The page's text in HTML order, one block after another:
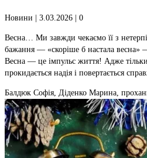
Новини | 3.03.2026 | 0
Весна… Ми завжди чекаємо її з
бажання — «скоріше б настала весна»
Весна — це імпульс життя! Адже
прокидається надія і повертається
Балдюк Софія, Діденко Марина,